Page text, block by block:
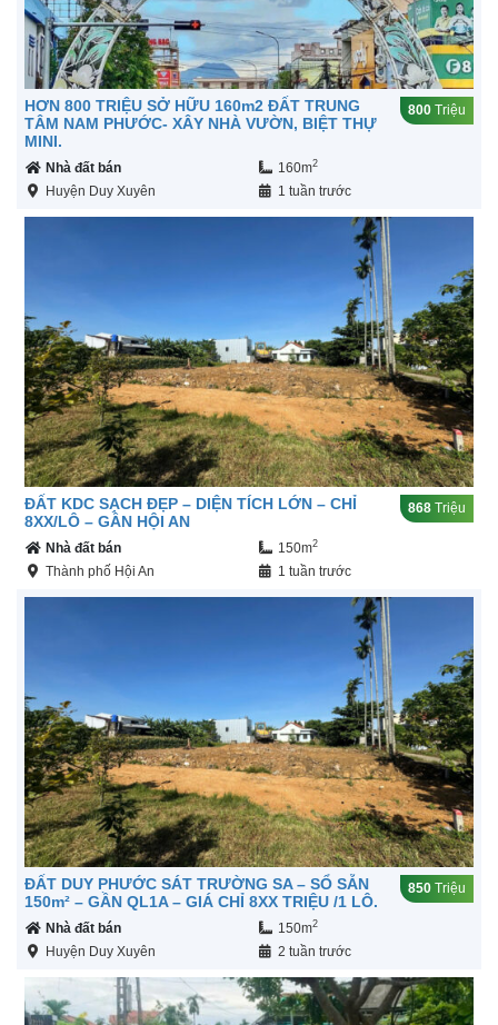
HƠN 800 TRIỆU SỞ HỮU 160m2 ĐẤT TRUNG
TÂM NAM PHƯỚC- XÂY NHÀ VƯỜN, BIỆT THỰ
MINI.
800 Triệu
Nhà đất bán 160m2
Huyện Duy Xuyên 1 tuần trước
ĐẤT KDC SẠCH ĐẸP – DIỆN TÍCH LỚN – CHỈ
8XX/LÔ – GẦN HỘI AN
868 Triệu
Nhà đất bán 150m2
Thành phố Hội An 1 tuần trước
ĐẤT DUY PHƯỚC SÁT TRƯỜNG SA – SỔ SẴN
150m² – GẦN QL1A – GIÁ CHỈ 8XX TRIỆU /1 LÔ.
850 Triệu
Nhà đất bán 150m2
Huyện Duy Xuyên 2 tuần trước